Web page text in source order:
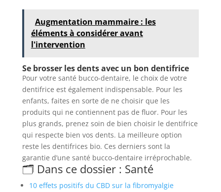
Augmentation mammaire : les
éléments à considérer avant
l'intervention
Se brosser les dents avec un bon dentifrice
Pour votre santé bucco-dentaire, le choix de votre
dentifrice est également indispensable. Pour les
enfants, faites en sorte de ne choisir que les
produits qui ne contiennent pas de fluor. Pour les
plus grands, prenez soin de bien choisir le dentifrice
qui respecte bien vos dents. La meilleure option
reste les dentifrices bio. Ces derniers sont la
garantie d’une santé bucco-dentaire irréprochable.
🗂️ Dans ce dossier : Santé
10 effets positifs du CBD sur la fibromyalgie